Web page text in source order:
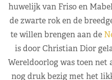
huwelijk van Friso en
de zwarte rok en de
te willen brengen aan de
is door Christian Dior
Wereldoorlog was toen net
nog druk bezig met het